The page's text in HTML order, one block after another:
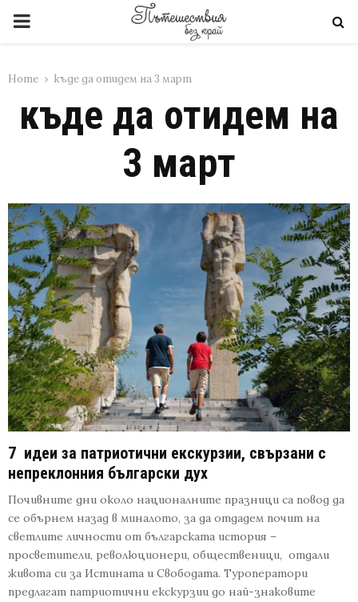
PRIMARY
Home къде да отидем на 3 март
къде да отидем на
3 март
7 идеи за патриотични екскурзии, свързани с
непреклонния български дух
Почивните дни около националните празници са повод да
се обърнем назад в миналото, за да отдадем почит на
светлите личности от българската история –
просветители, революционери, общественици, отдали
живота си за Истината и Свободата. Туроператори
предлагат патриотични екскурзии до най-знаковите